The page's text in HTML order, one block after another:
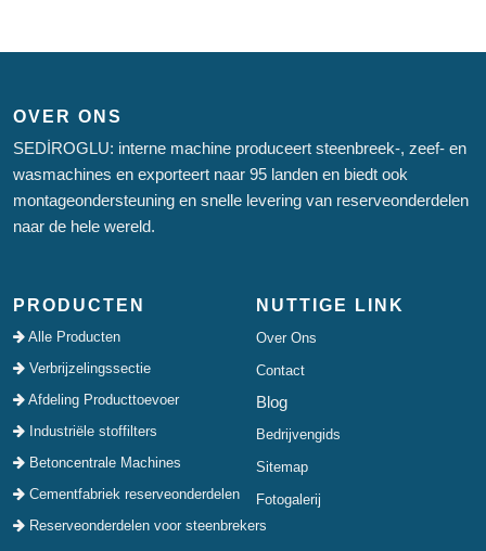
OVER ONS
SEDİROGLU: interne machine produceert steenbreek-, zeef- en
wasmachines en exporteert naar 95 landen en biedt ook
montageondersteuning en snelle levering van reserveonderdelen
naar de hele wereld.
PRODUCTEN
Alle Producten
Verbrijzelingssectie
Afdeling Producttoevoer
Industriële stoffilters
Betoncentrale Machines
Cementfabriek reserveonderdelen
Reserveonderdelen voor steenbrekers
NUTTIGE LINK
Over Ons
Contact
Blog
Bedrijvengids
Sitemap
Fotogalerij